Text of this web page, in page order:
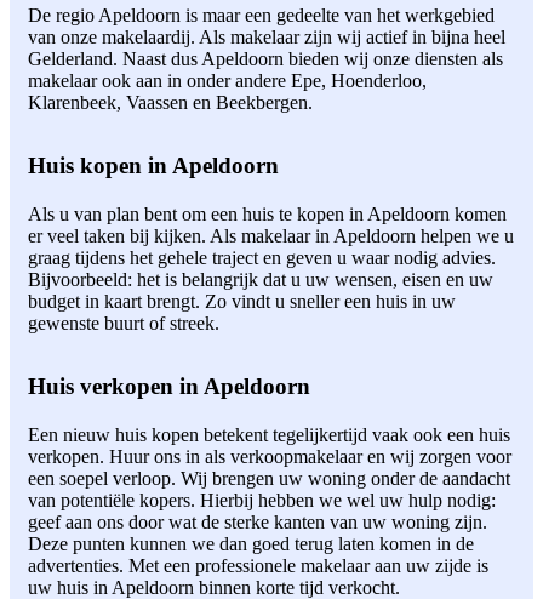
De regio Apeldoorn is maar een gedeelte van het werkgebied
van onze makelaardij. Als makelaar zijn wij actief in bijna heel
Gelderland. Naast dus Apeldoorn bieden wij onze diensten als
makelaar ook aan in onder andere Epe, Hoenderloo,
Klarenbeek, Vaassen en Beekbergen.
Huis kopen in Apeldoorn
Als u van plan bent om een huis te kopen in Apeldoorn komen
er veel taken bij kijken. Als makelaar in Apeldoorn helpen we u
graag tijdens het gehele traject en geven u waar nodig advies.
Bijvoorbeeld: het is belangrijk dat u uw wensen, eisen en uw
budget in kaart brengt. Zo vindt u sneller een huis in uw
gewenste buurt of streek.
Huis verkopen in Apeldoorn
Een nieuw huis kopen betekent tegelijkertijd vaak ook een huis
verkopen. Huur ons in als verkoopmakelaar en wij zorgen voor
een soepel verloop. Wij brengen uw woning onder de aandacht
van potentiële kopers. Hierbij hebben we wel uw hulp nodig:
geef aan ons door wat de sterke kanten van uw woning zijn.
Deze punten kunnen we dan goed terug laten komen in de
advertenties. Met een professionele makelaar aan uw zijde is
uw huis in Apeldoorn binnen korte tijd verkocht.